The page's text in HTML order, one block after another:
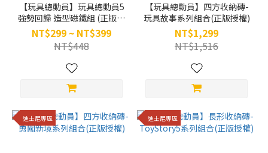
【玩具總動員】玩具總動員5
強勢回歸 造型磁鐵組 (正版授
權)
NT$299 ~ NT$399
NT$448
【玩具總動員】四方收納磚-
玩具故事系列組合(正版授權)
NT$1,299
NT$1,516
迪士尼專區 迪士尼專區